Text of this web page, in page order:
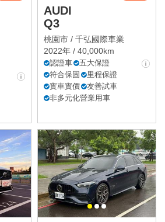
AUDI
Q3
桃園市 / 千弘國際車業
2022年 / 40,000km
認證車
五大保證
符合保固
里程保證
實車實價
友善試車
非多元化營業用車